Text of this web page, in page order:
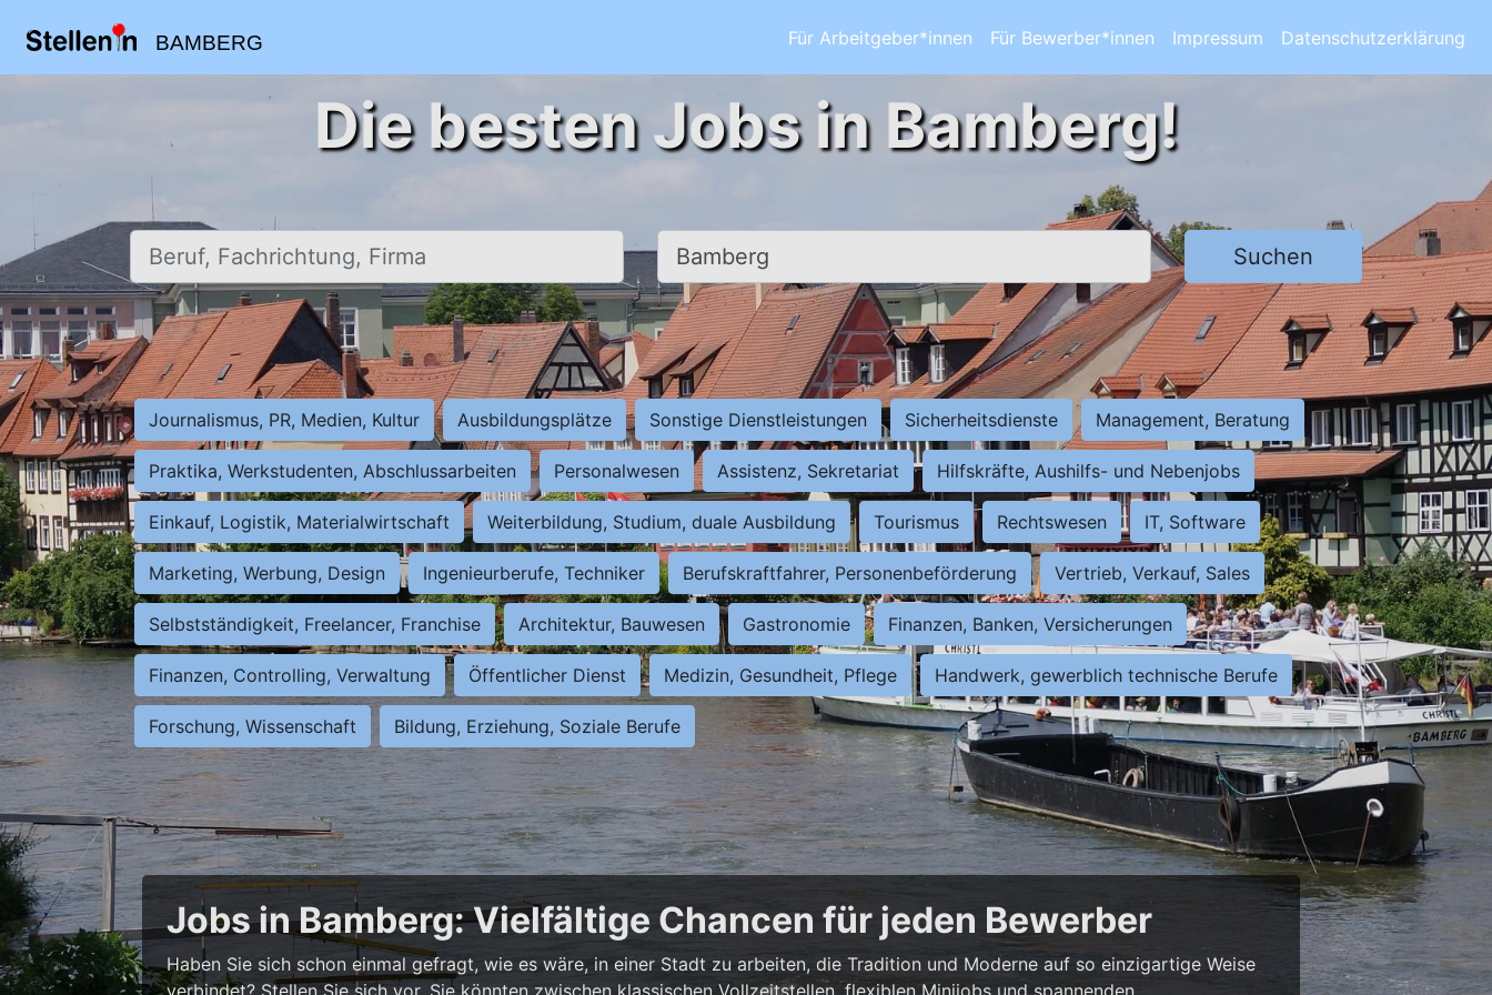
BAMBERG Für Arbeitgeber*innen Für Bewerber*innen Impressum Datenschutzerklärung
Die besten Jobs in Bamberg!
Beruf, Fachrichtung, Firma Ort, Stadt Suchen
Journalismus, PR, Medien, Kultur Ausbildungsplätze Sonstige Dienstleistungen Sicherheitsdienste Management, Beratung
Praktika, Werkstudenten, Abschlussarbeiten Personalwesen Assistenz, Sekretariat Hilfskräfte, Aushilfs- und Nebenjobs
Einkauf, Logistik, Materialwirtschaft Weiterbildung, Studium, duale Ausbildung Tourismus Rechtswesen IT, Software
Marketing, Werbung, Design Ingenieurberufe, Techniker Berufskraftfahrer, Personenbeförderung Vertrieb, Verkauf, Sales
Selbstständigkeit, Freelancer, Franchise Architektur, Bauwesen Gastronomie Finanzen, Banken, Versicherungen
Finanzen, Controlling, Verwaltung Öffentlicher Dienst Medizin, Gesundheit, Pflege Handwerk, gewerblich technische Berufe
Forschung, Wissenschaft Bildung, Erziehung, Soziale Berufe
Jobs in Bamberg: Vielfältige Chancen für jeden Bewerber
Haben Sie sich schon einmal gefragt, wie es wäre, in einer Stadt zu arbeiten, die Tradition und Moderne auf so einzigartige Weise